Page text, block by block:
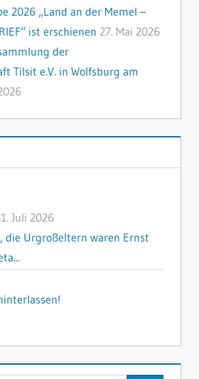
2026 „Land an der Memel –
ist erschienen 27. Mai 2026
der
Tilsit e.V. in Wolfsburg am
Juli 2026
die Urgroßeltern waren Ernst